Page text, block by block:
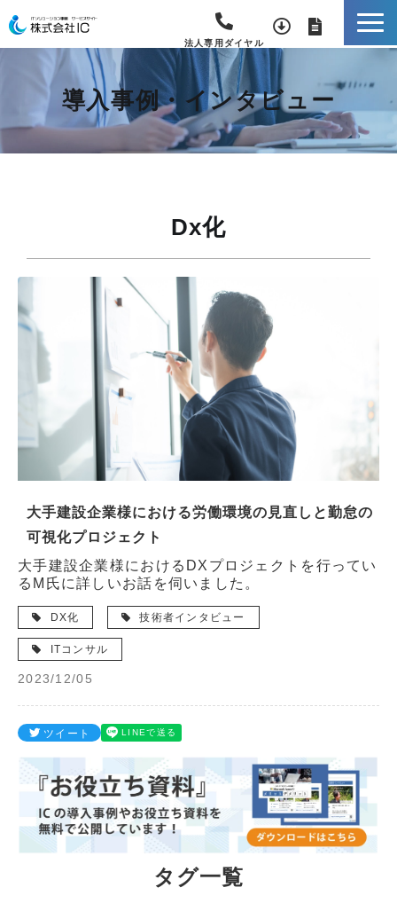
法人専用ダイヤル
導入事例・インタビュー
Dx化
大手建設企業様における労働環境の見直しと勤怠の
可視化プロジェクト
大手建設企業様におけるDXプロジェクトを行ってい
るM氏に詳しいお話を伺いました。
DX化 技術者インタビュー
ITコンサル
2023/12/05
ツイート LINEで送る
タグ一覧